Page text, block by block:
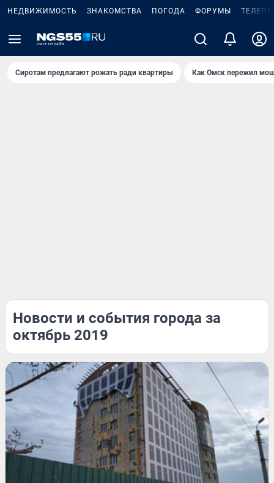
НЕДВИЖИМОСТЬ ЗНАКОМСТВА ПОГОДА ФОРУМЫ
Сиротам предлагают рожать ради квартиры Как Омск пережил
Новости и события города за
октябрь 2019